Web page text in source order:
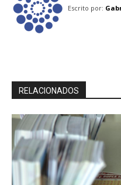
Escrito por:
RELACIONADOS